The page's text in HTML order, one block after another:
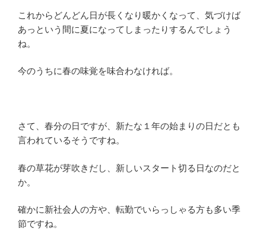
これからどんどん日が長くなり暖かくなって、気づけば
あっという間に夏になってしまったりするんでしょう
ね。
今のうちに春の味覚を味合わなければ。
さて、春分の日ですが、新たな１年の始まりの日だとも
言われているそうですね。
春の草花が芽吹きだし、新しいスタート切る日なのだと
か。
確かに新社会人の方や、転勤でいらっしゃる方も多い季
節ですね。